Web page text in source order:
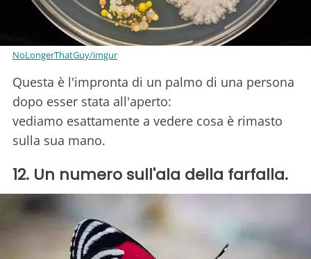
NoLongerThatGuy/imgur
Questa è l'impronta di un palmo di una persona
dopo esser stata all'aperto:
vediamo esattamente a vedere cosa è rimasto
sulla sua mano.
12. Un numero sull'ala della farfalla.